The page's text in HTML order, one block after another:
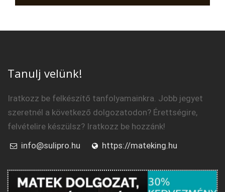
Tanulj velünk!
Iratkozz be felkészítő tanfolyamainkra. Jobb jegyet
szeretnél a következő dolgozatodon? Érettségire,
felvételire készülsz? Iratkozz be hozzánk!
info@sulipro.hu
https://mateking.hu